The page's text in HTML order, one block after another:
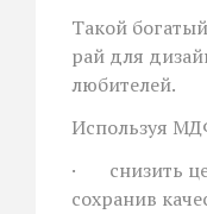
Такой
рай для
любителей.
Используя
· снизить
сохранив